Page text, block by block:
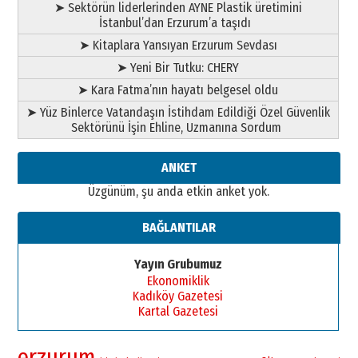
➤ Sektörün liderlerinden AYNE Plastik üretimini
İstanbul’dan Erzurum’a taşıdı
➤ Kitaplara Yansıyan Erzurum Sevdası
➤ Yeni Bir Tutku: CHERY
➤ Kara Fatma’nın hayatı belgesel oldu
➤ Yüz Binlerce Vatandaşın İstihdam Edildiği Özel Güvenlik
Sektörünü İşin Ehline, Uzmanına Sordum
ANKET
Üzgünüm, şu anda etkin anket yok.
BAĞLANTILAR
Yayın Grubumuz
Ekonomiklik
Kadıköy Gazetesi
Kartal Gazetesi